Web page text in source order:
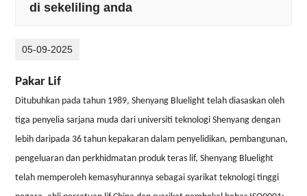
di sekeliling anda
05-09-2025
Pakar Lif
Ditubuhkan pada tahun 1989, Shenyang Bluelight telah diasaskan oleh
tiga penyelia sarjana muda dari universiti teknologi Shenyang dengan
lebih daripada 36 tahun kepakaran dalam penyelidikan, pembangunan,
pengeluaran dan perkhidmatan produk teras lif, Shenyang Bluelight
telah memperoleh kemasyhurannya sebagai syarikat teknologi tinggi